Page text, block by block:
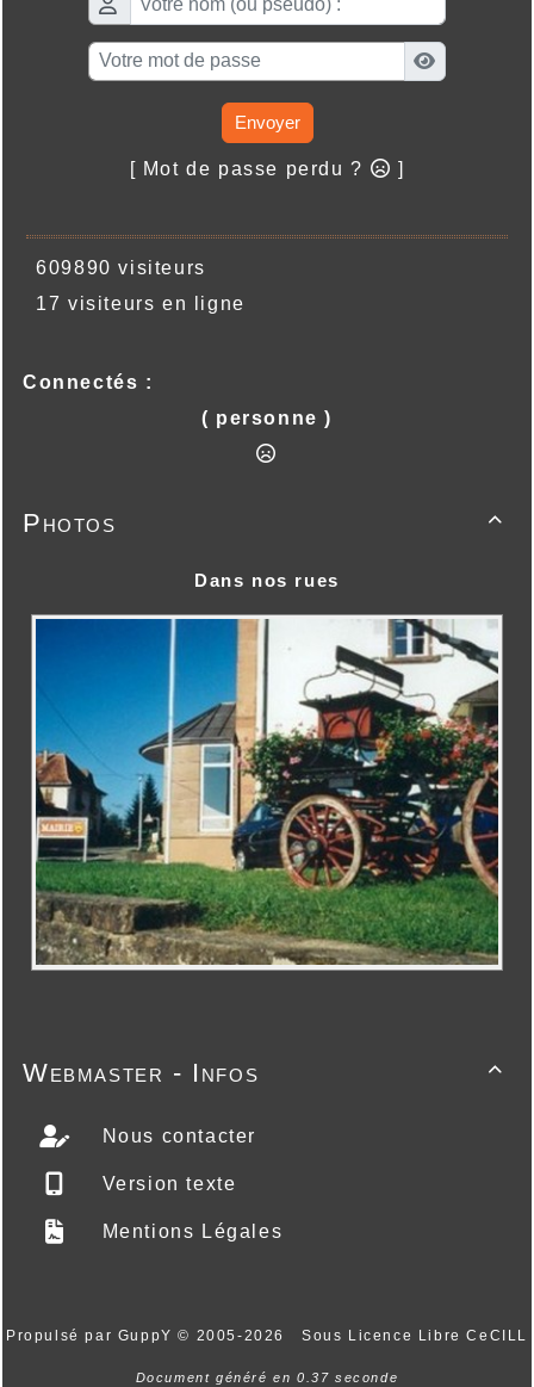
Envoyer
[ Mot de passe perdu ? ]
609890 visiteurs
17 visiteurs en ligne
Connectés :
( personne )

Photos
Dans nos rues

Webmaster - Infos
Nous contacter
Version texte
Mentions Légales
Propulsé par GuppY© 2005-2026 Sous Licence Libre CeCILL
Document généré en 0.37 seconde